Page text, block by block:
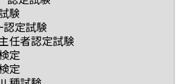
験
認定試験
任者認定試験
定
定